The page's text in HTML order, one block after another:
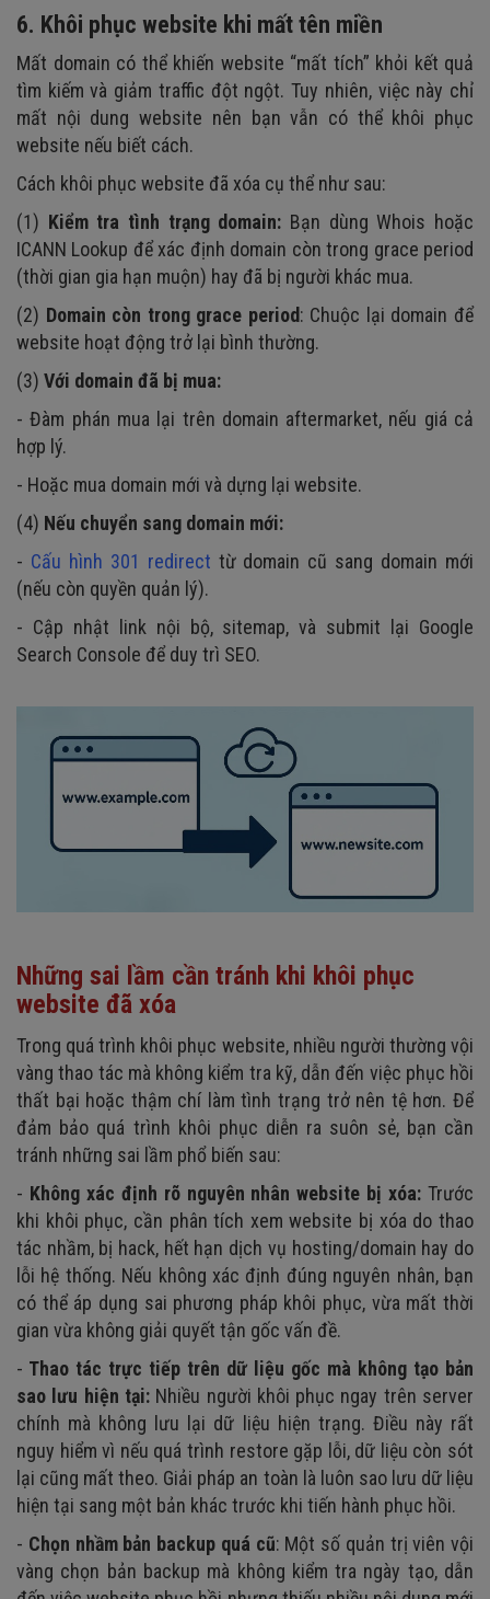
6. Khôi phục website khi mất tên miền
Mất domain có thể khiến website “mất tích” khỏi kết quả
tìm kiếm và giảm traffic đột ngột. Tuy nhiên, việc này chỉ
mất nội dung website nên bạn vẫn có thể khôi phục
website nếu biết cách.
Cách khôi phục website đã xóa cụ thể như sau:
(1) Kiểm tra tình trạng domain: Bạn dùng Whois hoặc
ICANN Lookup để xác định domain còn trong grace period
(thời gian gia hạn muộn) hay đã bị người khác mua.
(2) Domain còn trong grace period: Chuộc lại domain để
website hoạt động trở lại bình thường.
(3) Với domain đã bị mua:
- Đàm phán mua lại trên domain aftermarket, nếu giá cả
hợp lý.
- Hoặc mua domain mới và dựng lại website.
(4) Nếu chuyển sang domain mới:
- Cấu hình 301 redirect từ domain cũ sang domain mới
(nếu còn quyền quản lý).
- Cập nhật link nội bộ, sitemap, và submit lại Google
Search Console để duy trì SEO.
Những sai lầm cần tránh khi khôi phục
website đã xóa
Trong quá trình khôi phục website, nhiều người thường vội
vàng thao tác mà không kiểm tra kỹ, dẫn đến việc phục hồi
thất bại hoặc thậm chí làm tình trạng trở nên tệ hơn. Để
đảm bảo quá trình khôi phục diễn ra suôn sẻ, bạn cần
tránh những sai lầm phổ biến sau:
- Không xác định rõ nguyên nhân website bị xóa: Trước
khi khôi phục, cần phân tích xem website bị xóa do thao
tác nhầm, bị hack, hết hạn dịch vụ hosting/domain hay do
lỗi hệ thống. Nếu không xác định đúng nguyên nhân, bạn
có thể áp dụng sai phương pháp khôi phục, vừa mất thời
gian vừa không giải quyết tận gốc vấn đề.
- Thao tác trực tiếp trên dữ liệu gốc mà không tạo bản
sao lưu hiện tại: Nhiều người khôi phục ngay trên server
chính mà không lưu lại dữ liệu hiện trạng. Điều này rất
nguy hiểm vì nếu quá trình restore gặp lỗi, dữ liệu còn sót
lại cũng mất theo. Giải pháp an toàn là luôn sao lưu dữ liệu
hiện tại sang một bản khác trước khi tiến hành phục hồi.
- Chọn nhầm bản backup quá cũ: Một số quản trị viên vội
vàng chọn bản backup mà không kiểm tra ngày tạo, dẫn